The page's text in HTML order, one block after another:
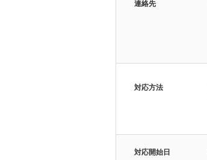
連絡先
対応方法
対応開始日